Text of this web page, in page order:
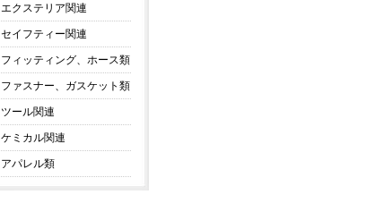
エクステリア関連
セイフティー関連
フィッティング、ホース類
ファスナー、ガスケット類
ツール関連
ケミカル関連
アパレル類